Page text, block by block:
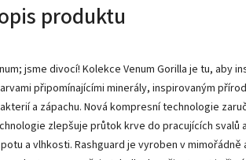
produktu
jsme divocí! Kolekce Venum Gorilla je tu, aby
připomínajícími minerály, inspirovaným
a zápachu. Nová kompresní technologie
zlepšuje průtok krve do pracujících svalů
a vlhkosti. Rashguard je vyroben v